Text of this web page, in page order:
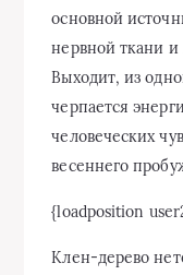
основной
нервной ткани и
Выходит, из
черпается
человеческих
весеннего
{loadposition
Клен-дерево